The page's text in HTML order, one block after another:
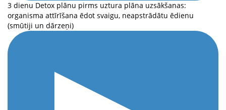
3 dienu Detox plānu pirms uztura plāna uzsākšanas:
organisma attīrīšana ēdot svaigu, neapstrādātu ēdienu
(smūtiji un dārzeņi)